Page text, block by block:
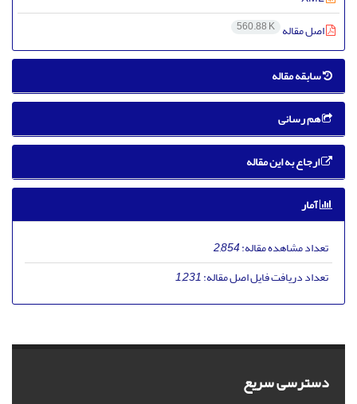
اصل مقاله 560.88 K
سابقه مقاله
هم رسانی
ارجاع به این مقاله
آمار
تعداد مشاهده مقاله:2,854
تعداد دریافت فایل اصل مقاله:1,231
دسترسی سریع